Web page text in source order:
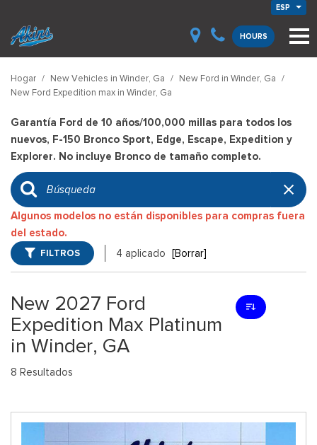
ESP
HOURS
Hogar / New Vehicles in Winder, Ga / New Ford in Winder, Ga /
New Ford Expedition max in Winder, Ga
Garantía Ford de 10 años/100,000 millas para todos los
nuevos, F-150 Bronco Sport, Edge, Escape, Expedition y
Explorer. No incluye Bronco de tamaño completo.
Algunos modelos no están disponibles para compras fuera
del estado.
FILTROS 4 aplicado [Borrar]
New 2027 Ford
Expedition Max Platinum
in Winder, GA
8 Resultados